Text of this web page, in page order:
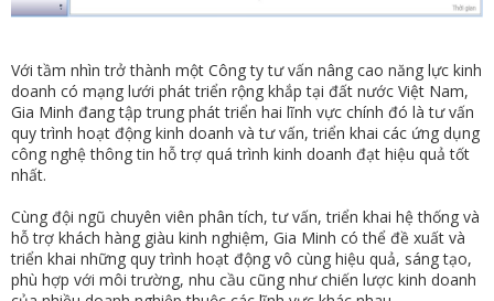
Với tầm nhìn trở thành một Công ty tư vấn nâng cao năng lực kinh
doanh có mạng lưới phát triển rộng khắp tại đất nước Việt Nam,
Gia Minh đang tập trung phát triển hai lĩnh vực chính đó là tư vấn
quy trình hoạt động kinh doanh và tư vấn, triển khai các ứng dụng
công nghệ thông tin hỗ trợ quá trình kinh doanh đạt hiệu quả tốt
nhất.
Cùng đội ngũ chuyên viên phân tích, tư vấn, triển khai hệ thống và
hỗ trợ khách hàng giàu kinh nghiệm, Gia Minh có thể đề xuất và
triển khai những quy trình hoạt động vô cùng hiệu quả, sáng tạo,
phù hợp với môi trường, nhu cầu cũng như chiến lược kinh doanh